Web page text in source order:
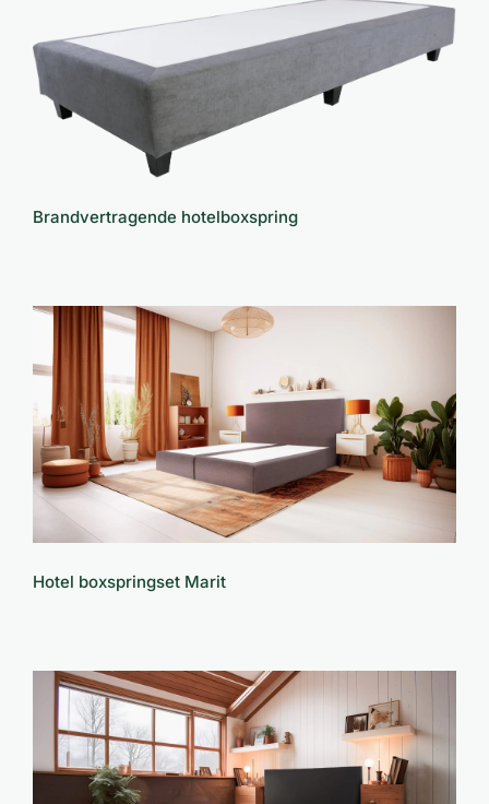
Brandvertragende hotelboxspring
Brandvertragende hotelboxspring
Hotel boxspringset Marit
Hotel boxspringset Marit
Hotel boxspringset Rubi